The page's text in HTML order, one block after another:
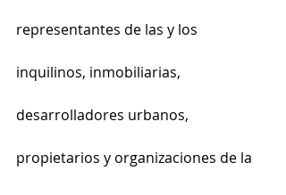
representantes de las y los
inquilinos, inmobiliarias,
desarrolladores urbanos,
propietarios y organizaciones de la